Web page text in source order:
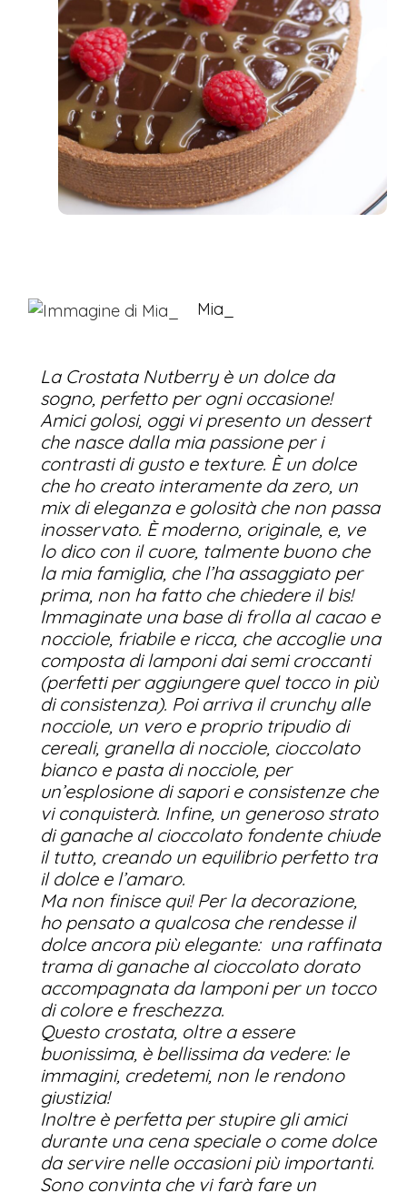
Mia_
La Crostata Nutberry è un dolce da
sogno, perfetto per ogni occasione!
Amici golosi, oggi vi presento un dessert
che nasce dalla mia passione per i
contrasti di gusto e texture. È un dolce
che ho creato interamente da zero, un
mix di eleganza e golosità che non passa
inosservato. È moderno, originale, e, ve
lo dico con il cuore, talmente buono che
la mia famiglia, che l’ha assaggiato per
prima, non ha fatto che chiedere il bis!
Immaginate una base di frolla al cacao e
nocciole, friabile e ricca, che accoglie una
composta di lamponi dai semi croccanti
(perfetti per aggiungere quel tocco in più
di consistenza). Poi arriva il crunchy alle
nocciole, un vero e proprio tripudio di
cereali, granella di nocciole, cioccolato
bianco e pasta di nocciole, per
un’esplosione di sapori e consistenze che
vi conquisterà. Infine, un generoso strato
di ganache al cioccolato fondente chiude
il tutto, creando un equilibrio perfetto tra
il dolce e l’amaro.
Ma non finisce qui! Per la decorazione,
ho pensato a qualcosa che rendesse il
dolce ancora più elegante: una raffinata
trama di ganache al cioccolato dorato
accompagnata da lamponi per un tocco
di colore e freschezza.
Questo crostata, oltre a essere
buonissima, è bellissima da vedere: le
immagini, credetemi, non le rendono
giustizia!
Inoltre è perfetta per stupire gli amici
durante una cena speciale o come dolce
da servire nelle occasioni più importanti.
Sono convinta che vi farà fare un